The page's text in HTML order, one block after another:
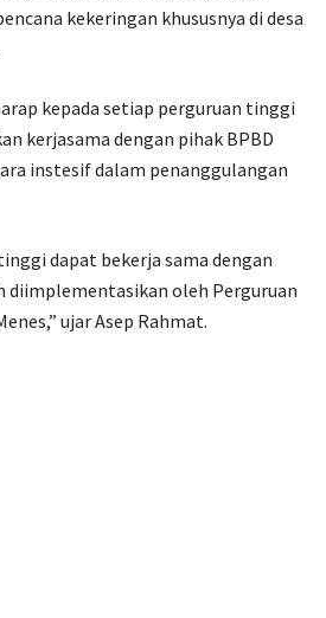
kekeringan khususnya di desa
kepada setiap perguruan tinggi
kerjasama dengan pihak BPBD
instesif dalam penanggulangan
dapat bekerja sama dengan
diimplementasikan oleh Perguruan
ujar Asep Rahmat.